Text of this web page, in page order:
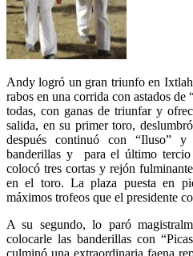
Andy logró un gran triunfo en
rabos en una corrida con astados
todas, con ganas de triunfar y
salida, en su primer toro,
después continuó con “Iluso”
banderillas y para el último
colocó tres cortas y rejón
en el toro. La plaza puesta en
máximos trofeos que el presidente
A su segundo, lo paró
colocarle las banderillas con
culminó una extraordinaria faena